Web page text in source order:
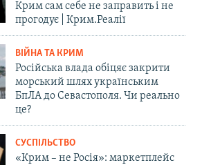
Крим сам себе не заправить і не
прогодує | Крим.Реалії
ВІЙНА ТА КРИМ
Російська влада обіцяє закрити
морський шлях українським
БпЛА до Севастополя. Чи реально
це?
СУСПІЛЬСТВО
«Крим – не Росія»: маркетплейс